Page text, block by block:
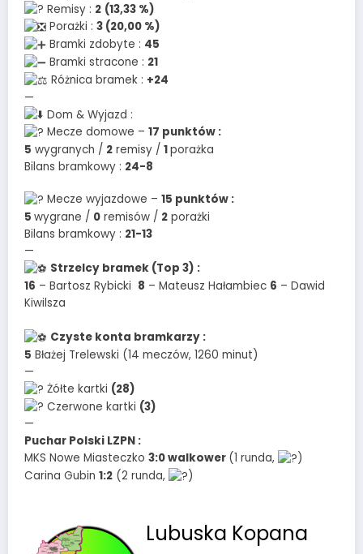
Remisy : 2 (13,33 %)
Porażki : 3 (20,00 %)
Bramki zdobyte : 45
Bramki stracone : 21
Różnica bramek : +24
—
Dom & Wyjazd :
Mecze domowe – 17 punktów :
5 wygranych / 2 remisy / 1porażka
Bilans bramkowy : 24-8
Mecze wyjazdowe – 15 punktów :
5 wygrane / 0 remisów / 2 porażki
Bilans bramkowy : 21-13
—
Strzelcy bramek (Top 3) :
16 – Bartosz Rybicki 8 – Mateusz Hałambiec 6 – Dawid
Kiwilsza
Czyste konta bramkarzy :
5 Błażej Trelewski (14 meczów, 1260 minut)
—
Żółte kartki (28)
Czerwone kartki (3)
—
Puchar Polski LZPN :
MKS Nowe Miasteczko 3:0 walkower (1 runda,
)
Carina Gubin 1:2 (2 runda, )
Lubuska Kopana